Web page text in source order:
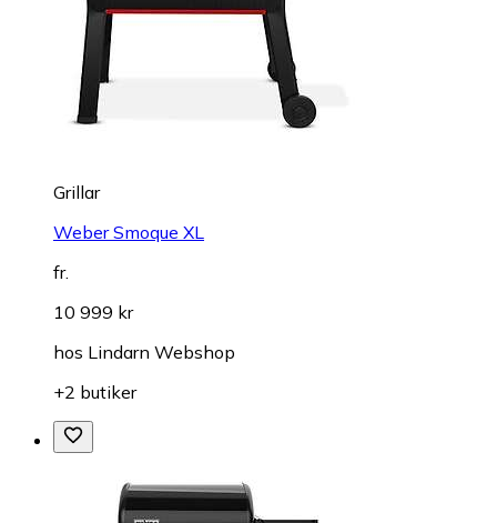
Grillar
Weber Smoque XL
fr.
10 999 kr
hos Lindarn Webshop
+2 butiker